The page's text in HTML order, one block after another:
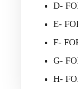
D-
E-
F-
G-
H-